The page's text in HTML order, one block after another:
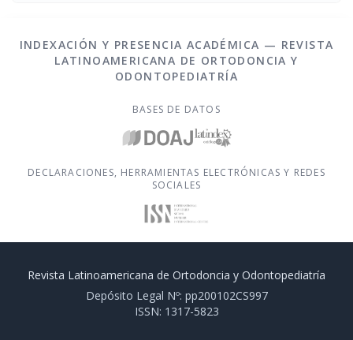
INDEXACIÓN Y PRESENCIA ACADÉMICA — REVISTA
LATINOAMERICANA DE ORTODONCIA Y
ODONTOPEDIATRÍA
BASES DE DATOS
DECLARACIONES, HERRAMIENTAS ELECTRÓNICAS Y REDES
SOCIALES
Revista Latinoamericana de Ortodoncia y Odontopediatría
Depósito Legal Nº: pp200102CS997
ISSN: 1317-5823